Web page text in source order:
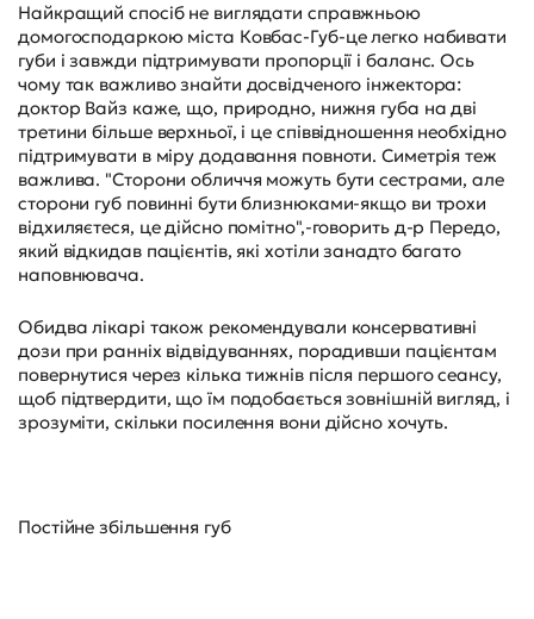
Найкращий спосіб не виглядати справжньою
домогосподаркою міста Ковбас-Губ-це легко набивати
губи і завжди підтримувати пропорції і баланс. Ось
чому так важливо знайти досвідченого інжектора:
доктор Вайз каже, що, природно, нижня губа на дві
третини більше верхньої, і це співвідношення необхідно
підтримувати в міру додавання повноти. Симетрія теж
важлива. "Сторони обличчя можуть бути сестрами, але
сторони губ повинні бути близнюками-якщо ви трохи
відхиляєтеся, це дійсно помітно",-говорить д-р Передо,
який відкидав пацієнтів, які хотіли занадто багато
наповнювача.
Обидва лікарі також рекомендували консервативні
дози при ранніх відвідуваннях, порадивши пацієнтам
повернутися через кілька тижнів після першого сеансу,
щоб підтвердити, що їм подобається зовнішній вигляд, і
зрозуміти, скільки посилення вони дійсно хочуть.
Постійне збільшення губ